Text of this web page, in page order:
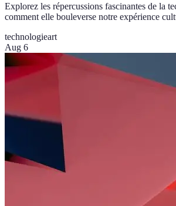
Explorez les répercussions fascinantes de la
comment elle bouleverse notre expérience
technologieart
Aug 6